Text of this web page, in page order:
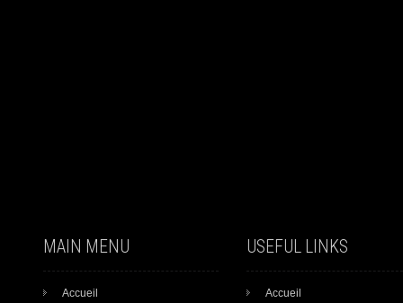
MAIN MENU
Accueil
USEFUL LINKS
Accueil